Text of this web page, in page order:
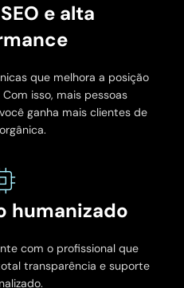
e alta
que melhora a posição
isso, mais pessoas
ganha mais clientes de
humanizado
com o profissional que
transparência e suporte